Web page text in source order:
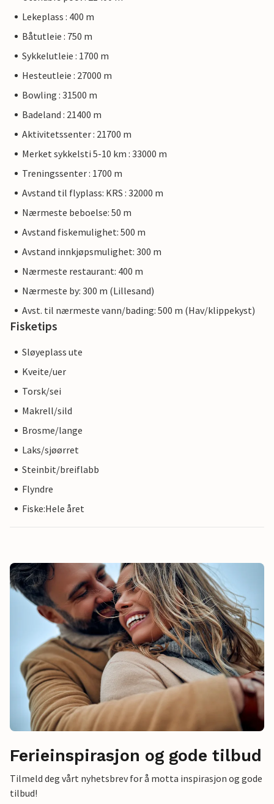
Lekeplass : 400 m
Båtutleie : 750 m
Sykkelutleie : 1700 m
Hesteutleie : 27000 m
Bowling : 31500 m
Badeland : 21400 m
Aktivitetssenter : 21700 m
Merket sykkelsti 5-10 km : 33000 m
Treningssenter : 1700 m
Avstand til flyplass: KRS : 32000 m
Nærmeste beboelse: 50 m
Avstand fiskemulighet: 500 m
Avstand innkjøpsmulighet: 300 m
Nærmeste restaurant: 400 m
Nærmeste by: 300 m (Lillesand)
Avst. til nærmeste vann/bading: 500 m (Hav/klippekyst)
Fisketips
Sløyeplass ute
Kveite/uer
Torsk/sei
Makrell/sild
Brosme/lange
Laks/sjøørret
Steinbit/breiflabb
Flyndre
Fiske:Hele året
Ferieinspirasjon og gode tilbud
Tilmeld deg vårt nyhetsbrev for å motta inspirasjon og gode
tilbud!